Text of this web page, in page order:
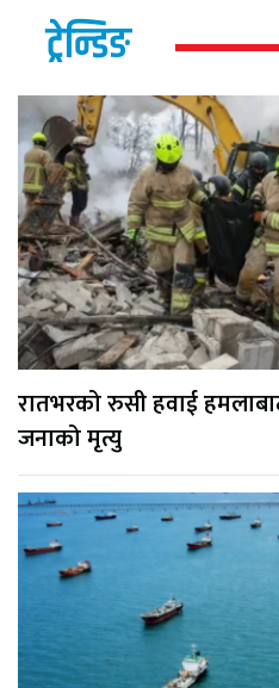
ट्रेन्डिङ
रातभरको रुसी हवाई
जनाको मृत्यु